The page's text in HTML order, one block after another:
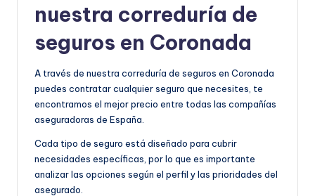
nuestra correduría de
seguros en Coronada
A través de nuestra correduría de seguros en Coronada
puedes contratar cualquier seguro que necesites, te
encontramos el mejor precio entre todas las compañías
aseguradoras de España.
Cada tipo de seguro está diseñado para cubrir
necesidades específicas, por lo que es importante
analizar las opciones según el perfil y las prioridades del
asegurado.